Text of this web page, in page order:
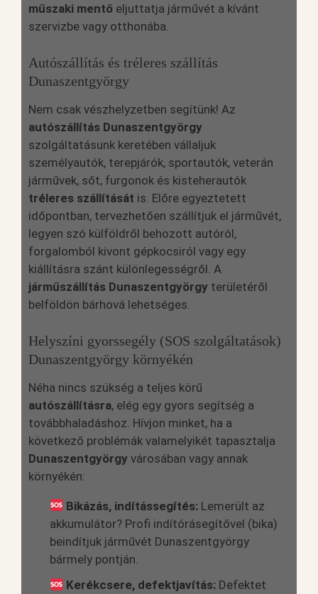
műszaki mentő eljuttatja járművét a kívánt
szervizbe vagy otthonába.
Autószállítás és tréleres szállítás
Dunaszentgyörgy
Nem csak vészhelyzetben segítünk! Az
autószállítás Dunaszentgyörgy
szolgáltatásunk keretében vállaljuk
személyautók, terepjárók, sportautók, veterán
járművek, sőt, furgonok és kisteherautók
tréleres szállítását is. Előre egyeztetett
időpontban, tervezhetően szállítjuk el járművét,
legyen szó külföldről behozott autóról,
forgalomból kivont gépkocsiról vagy egy
kiállításra szánt különlegességről. A
járműszállítás Dunaszentgyörgy területéről
belföldön bárhová lehetséges.
Helyszíni gyorssegély (SOS szolgáltatások)
Dunaszentgyörgy környékén
Néha nincs szükség a teljes körű
autószállításra, elég egy gyors segítség a
továbbhaladáshoz. Hívjon minket, ha a
következő problémák valamelyikét tapasztalja
Dunaszentgyörgy városában vagy annak
környékén:
Bikázás, indítássegítés: Lemerült az
akkumulátor? Profi indítórásegítővel (bika)
beindítjuk járművét Dunaszentgyörgy
bármely pontján.
Kerékcsere, defektjavítás: Defektet